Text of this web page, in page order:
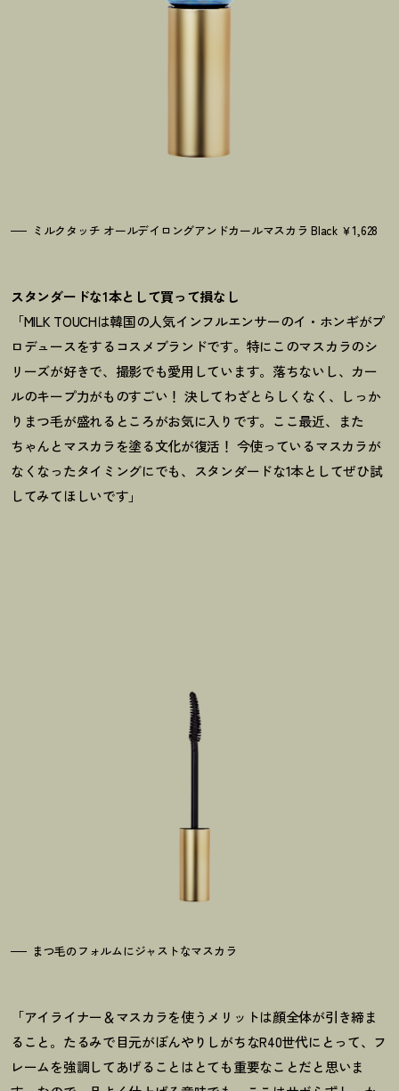
ミルクタッチ オールデイロングアンドカールマスカラ Black ￥1,628
スタンダードな1本として買って損なし
「MILK TOUCHは韓国の人気インフルエンサーのイ・ホンギがプ
ロデュースをするコスメブランドです。特にこのマスカラのシ
リーズが好きで、撮影でも愛用しています。落ちないし、カー
ルのキープ力がものすごい ！ 決してわざとらしくなく、しっか
りまつ毛が盛れるところがお気に入りです。ここ最近、また
ちゃんとマスカラを塗る文化が復活 ！ 今使っているマスカラが
なくなったタイミングにでも、スタンダードな1本としてぜひ試
してみてほしいです」
まつ毛のフォルムにジャストなマスカラ
「アイライナー＆マスカラを使うメリットは顔全体が引き締ま
ること。たるみで目元がぼんやりしがちなR40世代にとって、フ
レームを強調してあげることはとても重要なことだと思いま